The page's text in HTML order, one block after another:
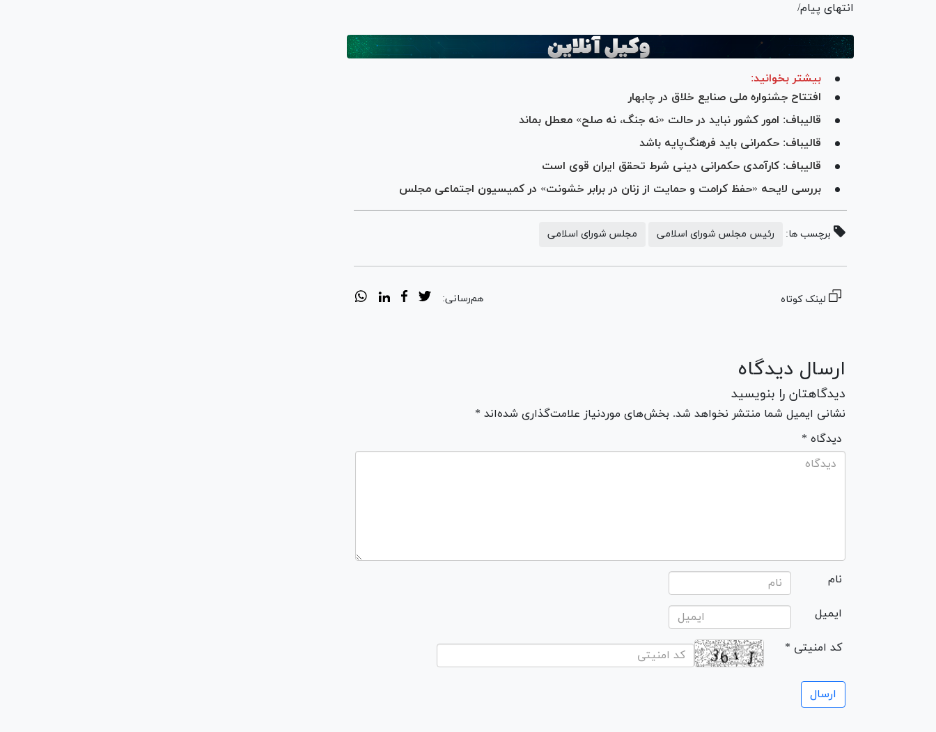
انتهای پیام/
بیشتر بخوانید:
افتتاح جشنواره ملی صنایع خلاق در چابهار
قالیباف: امور کشور نباید در حالت «نه جنگ، نه صلح» معطل بماند
قالیباف: حکمرانی باید فرهنگ‌پایه باشد
قالیباف: کارآمدی حکمرانی دینی شرط تحقق ایران قوی است
بررسی لایحه «حفظ کرامت و حمایت از زنان در برابر خشونت» در کمیسیون اجتماعی مجلس
برچسب ها: رئیس مجلس شورای اسلامی مجلس شورای اسلامی
لینک کوتاه هم‌رسانی:
ارسال دیدگاه
دیدگاهتان را بنویسید
نشانی ایمیل شما منتشر نخواهد شد. بخش‌های موردنیاز علامت‌گذاری شده‌اند *
* دیدگاه
نام
ایمیل
* کد امنیتی